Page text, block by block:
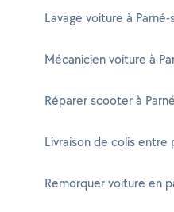
Lavage voiture à Parné-
Mécanicien voiture à
Réparer scooter à
Livraison de colis entre
Remorquer voiture en